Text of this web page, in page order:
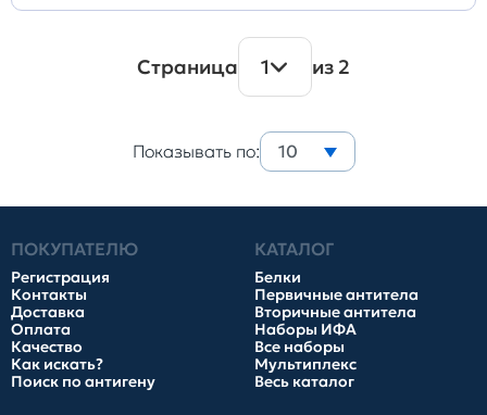
Страница 1 из 2
Показывать по: 10
ПОКУПАТЕЛЮ
Регистрация
Контакты
Доставка
Оплата
Качество
Как искать?
Поиск по антигену
КАТАЛОГ
Белки
Первичные антитела
Вторичные антитела
Наборы ИФА
Все наборы
Мультиплекс
Весь каталог